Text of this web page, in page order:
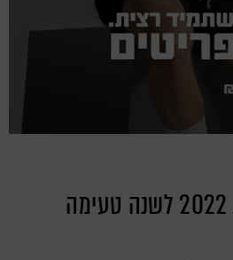
9 דרכים להפוך את 2022 לשנה טעימה